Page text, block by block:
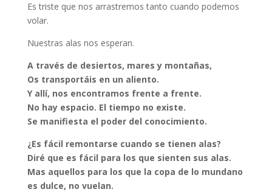
Es triste que nos arrastremos tanto cuando podemos
volar.
Nuestras alas nos esperan.
A través de desiertos, mares y montañas,
Os transportáis en un aliento.
Y allí, nos encontramos frente a frente.
No hay espacio. El tiempo no existe.
Se manifiesta el poder del conocimiento.
¿Es fácil remontarse cuando se tienen alas?
Diré que es fácil para los que sienten sus alas.
Mas aquellos para los que la copa de lo mundano
es dulce, no vuelan.